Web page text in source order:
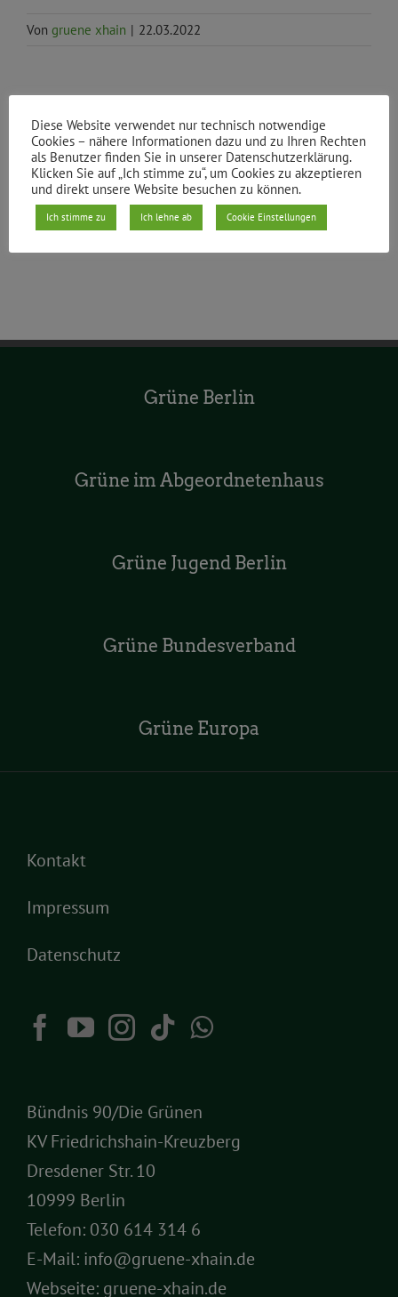
Von gruene xhain | 22.03.2022
Teile den Beitrag
Facebook
X RedditLinkedInWhatsApp
TumblrPinterest
Vk
E-
Mail
Grüne Berlin
Grüne im Abgeordnetenhaus
Grüne Jugend Berlin
Grüne Bundesverband
Grüne Europa
Kontakt
Impressum
Datenschutz
Bündnis 90/Die Grünen
KV Friedrichshain-Kreuzberg
Dresdener Str. 10
10999 Berlin
Telefon: 030 614 314 6
E-Mail: info@gruene-xhain.de
Webseite: gruene-xhain.de
Diese Website verwendet nur technisch notwendige
Cookies – nähere Informationen dazu und zu Ihren Rechten
als Benutzer finden Sie in unserer Datenschutzerklärung.
Klicken Sie auf „Ich stimme zu“, um Cookies zu akzeptieren
und direkt unsere Website besuchen zu können.
Ich stimme zu Ich lehne ab Cookie Einstellungen